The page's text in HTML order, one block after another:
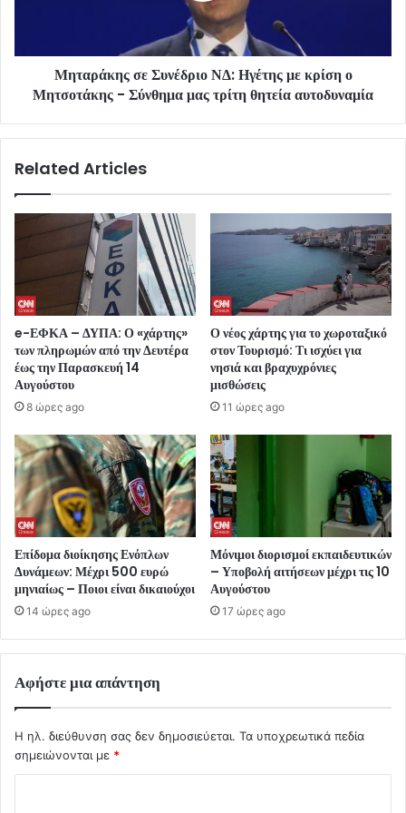
Μηταράκης σε Συνέδριο ΝΔ: Ηγέτης με κρίση ο
Μητσοτάκης - Σύνθημα μας τρίτη θητεία αυτοδυναμία
Related Articles
e-ΕΦΚΑ – ΔΥΠΑ: Ο «χάρτης»
των πληρωμών από την Δευτέρα
έως την Παρασκευή 14
Αυγούστου
8 ώρες ago
Ο νέος χάρτης για το χωροταξικό
στον Τουρισμό: Τι ισχύει για
νησιά και βραχυχρόνιες
μισθώσεις
11 ώρες ago
Επίδομα διοίκησης Ενόπλων
Δυνάμεων: Μέχρι 500 ευρώ
μηνιαίως – Ποιοι είναι δικαιούχοι
14 ώρες ago
Μόνιμοι διορισμοί εκπαιδευτικών
– Υποβολή αιτήσεων μέχρι τις 10
Αυγούστου
17 ώρες ago
Αφήστε μια απάντηση
Η ηλ. διεύθυνση σας δεν δημοσιεύεται. Τα υποχρεωτικά πεδία
σημειώνονται με *